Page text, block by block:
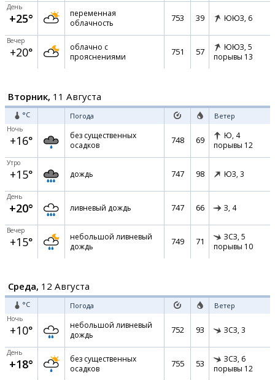
День
+25°
переменная
облачность
753 39 ЮЮЗ, 6
Вечер
+20°
облачно с
прояснениями
751 57 ЮЮЗ, 5
порывы 13
Вторник, 11 Августа
°C Погода Ветер
Ночь
+16°
без существенных
осадков
748 69 Ю, 4
порывы 12
Утро
+15° дождь 747 98 ЮЗ, 3
День
+20° ливневый дождь 747 66 З, 4
Вечер
+15°
небольшой ливневый
дождь
749 71 ЗСЗ, 5
порывы 10
Среда, 12 Августа
°C Погода Ветер
Ночь
+10°
небольшой ливневый
дождь
752 93 ЗСЗ, 3
День
+18°
без существенных
осадков
755 53 ЗСЗ, 6
порывы 12